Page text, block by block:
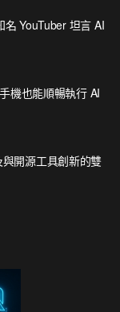
YouTuber 坦言 AI
機也能順暢執行 AI
開源工具創新的雙